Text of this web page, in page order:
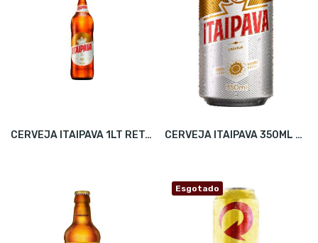
CERVEJA ITAIPAVA 1LT RET. CX12 CERVEJA ITAIPAVA 350ML CX12
Esgotado